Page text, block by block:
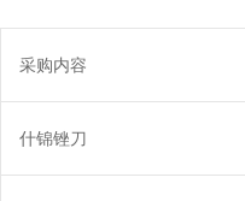
采购内容
什锦锉刀